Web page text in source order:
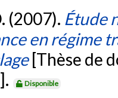
(2007). Étude
en régime
[Thèse de
Disponible